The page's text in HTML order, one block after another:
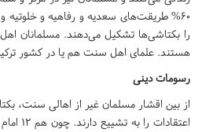
را بکتاشی‌ها تشکیل می‌دهند. مسلمانان
هستند. علمای اهل سنت هم یا در کشور
رسومات دینی
از بین اقشار مسلمان غیر از اهالی سنت،